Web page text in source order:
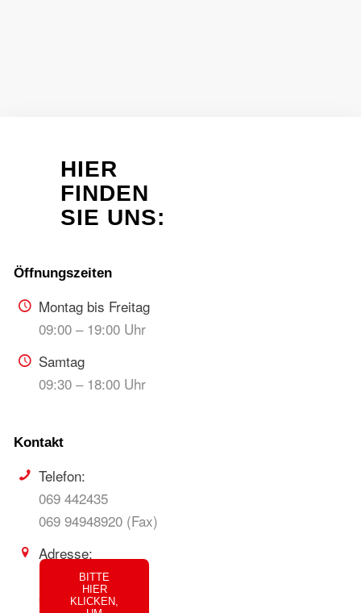
HIER
FINDEN
SIE UNS:
Montag bis Freitag
09:00 – 19:00 Uhr
Samtag
09:30 – 18:00 Uhr
Telefon:
069 442435
069 94948920 (Fax)
Adresse:
Berger Str. 38
60316 Frankfurt
BITTE
HIER
KLICKEN,